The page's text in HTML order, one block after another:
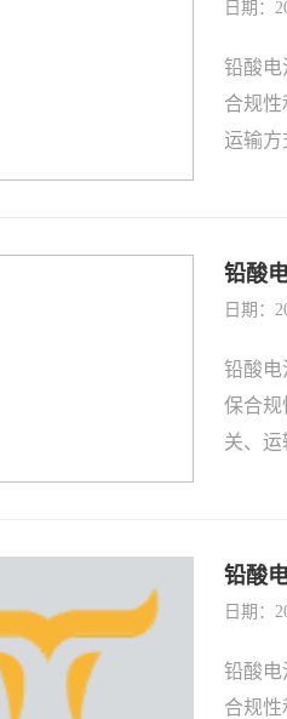
日期：
铅酸电
合规性
运输方
铅酸
日期：
铅酸电
保合规
关、
铅酸
日期：
铅酸电
合规性